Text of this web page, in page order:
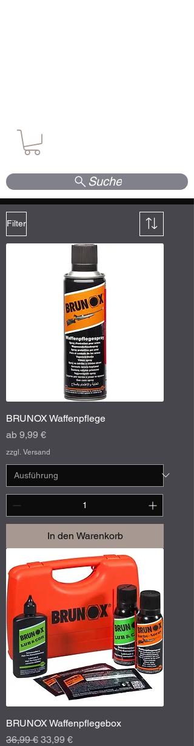
Suche
Filter
BRUNOX Waffenpflege
ab 9,99 €
Sale-Preis
zzgl. Versand
In den Warenkorb
BRUNOX Waffenpflegebox
Standardpreis
36,99 € Sale-Preis
33,99 €